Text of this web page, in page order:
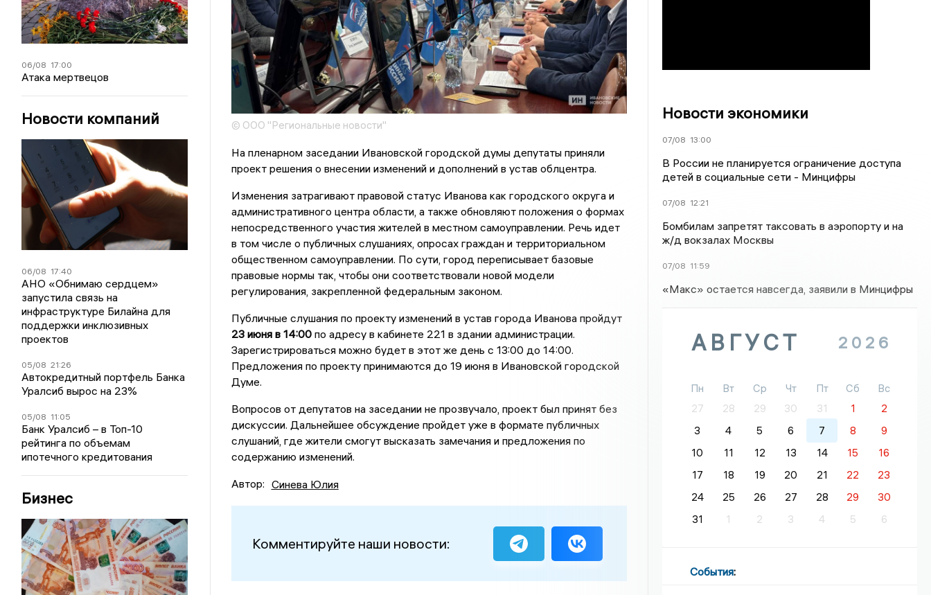
06/08 17:00
Атака мертвецов
Новости компаний
06/08 17:40
АНО «Обнимаю сердцем»
запустила связь на
инфраструктуре Билайна для
поддержки инклюзивных
проектов
05/08 21:26
Автокредитный портфель Банка
Уралсиб вырос на 23%
05/08 11:05
Банк Уралсиб – в Топ-10
рейтинга по объемам
ипотечного кредитования
Бизнес
© ООО "Региональные новости"
На пленарном заседании Ивановской городской думы депутаты приняли
проект решения о внесении изменений и дополнений в устав облцентра.
Изменения затрагивают правовой статус Иванова как городского округа и
административного центра области, а также обновляют положения о формах
непосредственного участия жителей в местном самоуправлении. Речь идет
в том числе о публичных слушаниях, опросах граждан и территориальном
общественном самоуправлении. По сути, город переписывает базовые
правовые нормы так, чтобы они соответствовали новой модели
регулирования, закрепленной федеральным законом.
Публичные слушания по проекту изменений в устав города Иванова пройдут
23 июня в 14:00по адресу в кабинете 221 в здании администрации.
Зарегистрироваться можно будет в этот же день с 13:00 до 14:00.
Предложения по проекту принимаются до 19 июня в Ивановской городской
Думе.
Вопросов от депутатов на заседании не прозвучало, проект был принят без
дискуссии. Дальнейшее обсуждение пройдет уже в формате публичных
слушаний, где жители смогут высказать замечания и предложения по
содержанию изменений.
Автор: Синева Юлия
Комментируйте наши новости:
Новости экономики
07/08 13:00
В России не планируется ограничение доступа
детей в социальные сети - Минцифры
07/08 12:21
Бомбилам запретят таксовать в аэропорту и на
ж/д вокзалах Москвы
07/08 11:59
«Макс» остается навсегда, заявили в Минцифры
АВГУСТ 2026
Пн Вт Ср Чт Пт Сб
Вс
27
28 29 30 31 1
2
3
4 5 6 7 8
9
10
11 12 13 14 15
16
17
18 19 20 21 22
23
24
25 26 27 28 29
30
31
1 2 3 4 5 6
События: